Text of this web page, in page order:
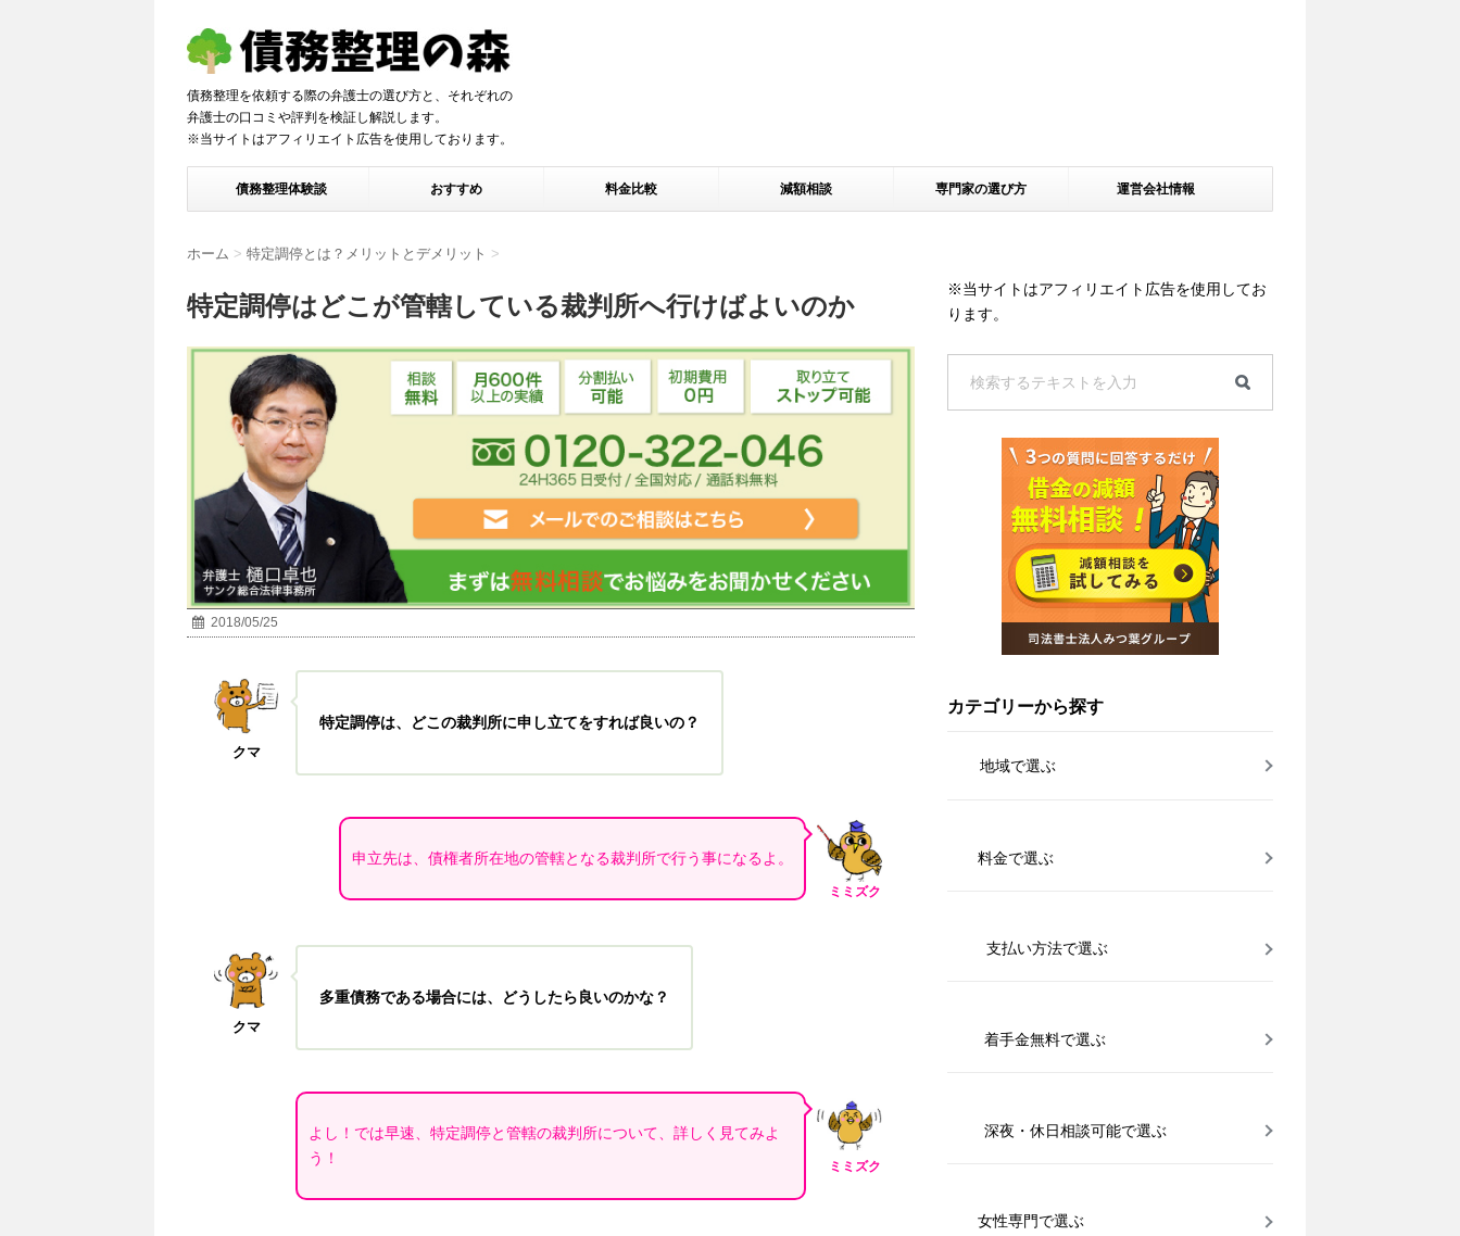
債務整理を依頼する際の弁護士の選び方と、それぞれの
弁護士の口コミや評判を検証し解説します。
※当サイトはアフィリエイト広告を使用しております。
債務整理体験談 おすすめ 料金比較 減額相談 専門家の選び方 運営会社情報
ホーム > 特定調停とは？メリットとデメリット >
特定調停はどこが管轄している裁判所へ行けばよいのか
2018/05/25
クマ
特定調停は、どこの裁判所に申し立てをすれば良いの？
ミミズク
申立先は、債権者所在地の管轄となる裁判所で行う事になるよ。
クマ
多重債務である場合には、どうしたら良いのかな？
ミミズク
よし！では早速、特定調停と管轄の裁判所について、詳しく見てみよ
う！
※当サイトはアフィリエイト広告を使用してお
ります。
カテゴリーから探す
地域で選ぶ
料金で選ぶ
支払い方法で選ぶ
着手金無料で選ぶ
深夜・休日相談可能で選ぶ
女性専門で選ぶ